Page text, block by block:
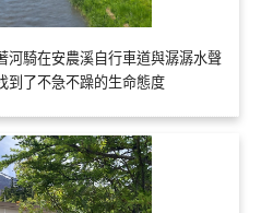
河騎在安農溪自行車道與潺潺水聲
到了不急不躁的生命態度